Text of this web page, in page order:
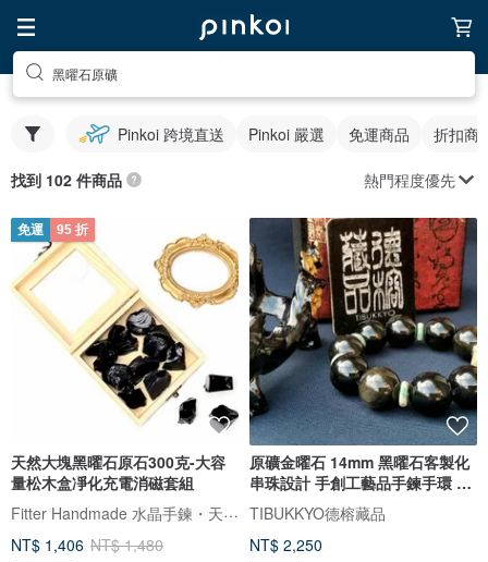
黑曜石原礦
Pinkoi 跨境直送 Pinkoi 嚴選 免運商品 折扣商
找到 102 件商品 熱門程度優先
免運 95 折
天然大塊黑曜石原石300克-大容
量松木盒凈化充電消磁套組
Fitter Handmade 水晶手鍊・天然礦石
NT$ 1,406 NT$ 1,480
原礦金曜石 14mm 黑曜石客製化
串珠設計 手創工藝品手鍊手環 飾
品
TIBUKKYO德榕藏品
NT$ 2,250